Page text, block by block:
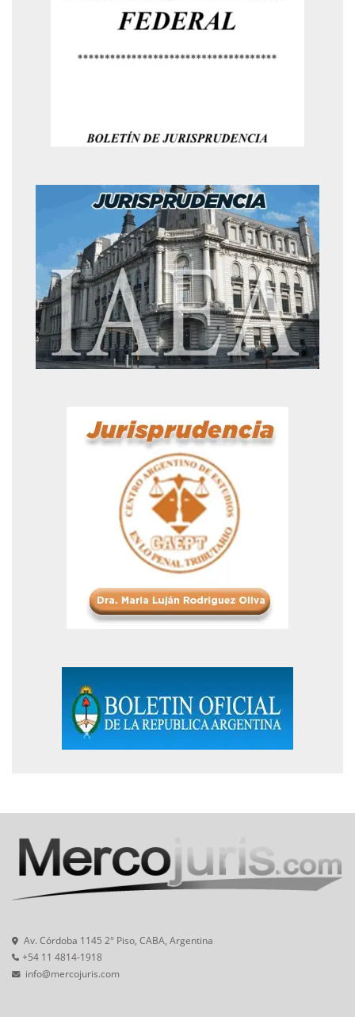
Av. Córdoba 1145 2° Piso, CABA, Argentina
+54 11 4814-1918
info@mercojuris.com